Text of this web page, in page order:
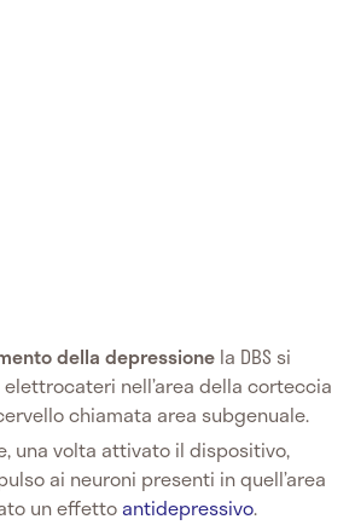
della depressione la DBS si
nell’area della corteccia
chiamata area subgenuale.
una volta attivato il dispositivo,
ai neuroni presenti in quell’area
un effettoantidepressivo.